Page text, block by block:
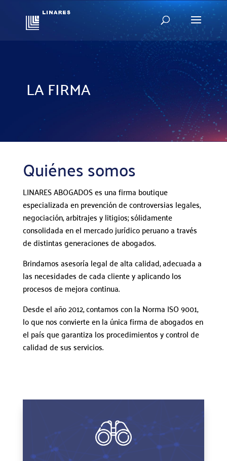
LA FIRMA
Quiénes somos
LINARES ABOGADOS es una firma boutique
especializada en prevención de controversias legales,
negociación, arbitrajes y litigios; sólidamente
consolidada en el mercado jurídico peruano a través
de distintas generaciones de abogados.
Brindamos asesoría legal de alta calidad, adecuada a
las necesidades de cada cliente y aplicando los
procesos de mejora continua.
Desde el año 2012, contamos con la Norma ISO 9001,
lo que nos convierte en la única firma de abogados en
el país que garantiza los procedimientos y control de
calidad de sus servicios.